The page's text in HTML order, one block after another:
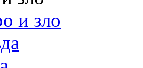
и зло